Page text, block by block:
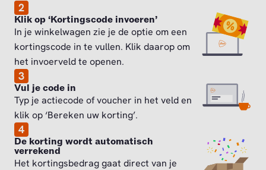
2
Klik op ‘Kortingscode invoeren’
In je winkelwagen zie je de optie om een
kortingscode in te vullen. Klik daarop om
het invoerveld te openen.
3
Vul je code in
Typ je actiecode of voucher in het veld en
klik op ‘Bereken uw korting’.
4
De korting wordt automatisch
verrekend
Het kortingsbedrag gaat direct van je